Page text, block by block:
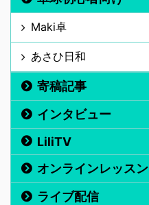
Maki卓
あさひ日和
寄稿記事
インタビュー
LiliTV
オンラインレッスン
ライブ配信